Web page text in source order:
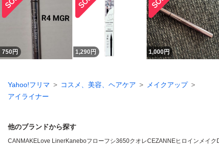
750円 1,290 円 1,000円
Yahoo!フリマ コスメ、美容、ヘアケア
メイクアップ
アイライナー
他のブランドから探す
CANMAKELove LinerKaneboフローフシ3650クオレCEZANNEヒロインメイク